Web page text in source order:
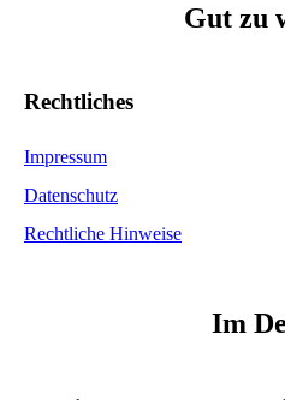
Gut zu
Rechtliches
Impressum
Datenschutz
Rechtliche Hinweise
Im